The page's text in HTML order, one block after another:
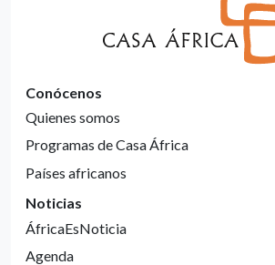
Conócenos
Quienes somos
Programas de Casa África
Países africanos
Noticias
ÁfricaEsNoticia
Agenda